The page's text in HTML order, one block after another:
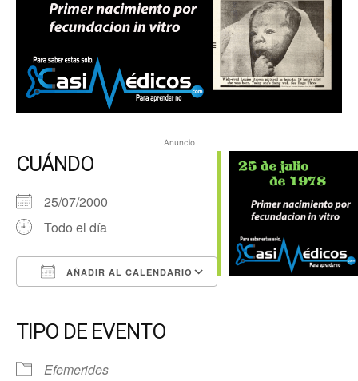
Anuncio
CUÁNDO
25/07/2000
Todo el día
AÑADIR AL CALENDARIO
TIPO DE EVENTO
Efemerides